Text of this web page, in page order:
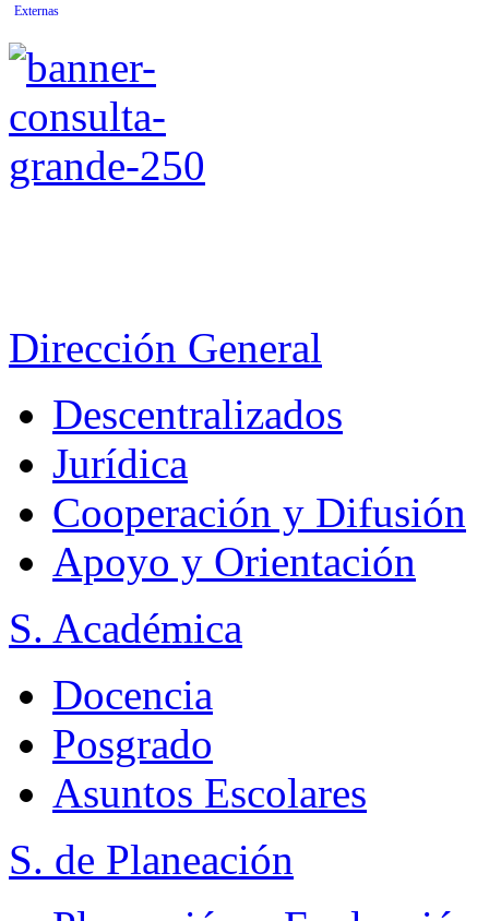
Externas
Dirección General
Descentralizados
Jurídica
Cooperación y Difusión
Apoyo y Orientación
S. Académica
Docencia
Posgrado
Asuntos Escolares
S. de Planeación